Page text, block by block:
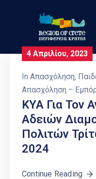
Περιφέρεια
Έργα
Δράσεις
Ψηφιακές
Υπηρεσίες
4 Απριλίου, 2023
In Απασχόληση‚
Απασχόληση –
ΚΥΑ Για Τον
Αδειών
Πολιτών
2024
Continue Reading